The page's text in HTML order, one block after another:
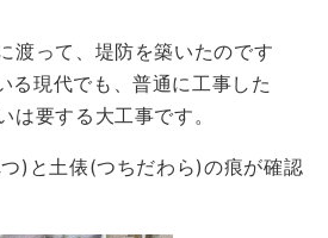
渡って、堤防を築いたのです
る現代でも、普通に工事した
は要する大工事です。
)と土俵(つちだわら)の痕が確認